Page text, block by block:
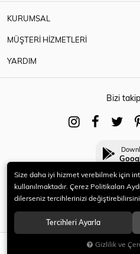
SEPETE
KURUMSAL
MÜŞTERİ HİZMETLERİ
YARDIM
Bizi
© 2021 HERYENİ.
Size daha iyi hizmet verebilmek için
kullanılmaktadır. Çerez Politikaları
dilerseniz tercihlerinizi
Tercihleri Ayarla
Gizlilik ve